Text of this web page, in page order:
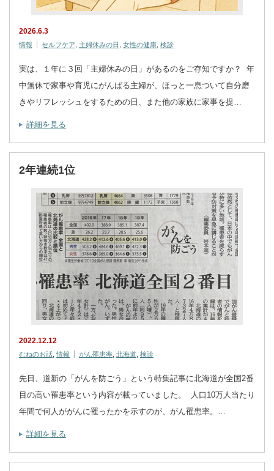
2026.6.3
情報 セルフケア 主婦休みの日 女性の健康 検診
実は、１年に３回「主婦休みの日」があるのをご存知ですか？ 年
中無休で家事や育児にがんばる主婦が、ほっと一息ついて自分磨
きやリフレッシュをするための日、また他の家族に家事を提…
詳細を見る
2年連続1位
2022.12.12
むねのお話 ,情報 がん罹患率 北海道 検診
先日、道新の「がんを防ごう」という特集記事に北海道が全国2番
目の高い罹患率という内容が載っていました。 人口10万人当たり
年間で何人ががんに罹ったかを示すのが、がん罹患率。…
詳細を見る